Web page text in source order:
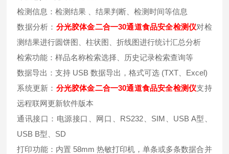
检测信息：检测结果 、结果判断、检测时间等信息
数据分析： 分光胶体金二合一30通道食品安全检测仪对检
测结果进行圆饼图、柱状图、折线图进行统计汇总分析
检索功能：样品名称检索选择、历史记录检索查询等
数据导出：支持 USB 数据导出，格式可选 (TXT、Excel)
系统更新： 分光胶体金二合一30通道食品安全检测仪支持
远程联网更新软件版本
通讯接口：电源接口、网口、RS232、SIM、USB A型、
USB B型、SD
打印功能：内置 58mm 热敏打印机，单条或多条数据合并